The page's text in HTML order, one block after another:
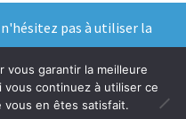
pas à utiliser la
vous garantir la meilleure
continuez à utiliser ce
vous en êtes satisfait.